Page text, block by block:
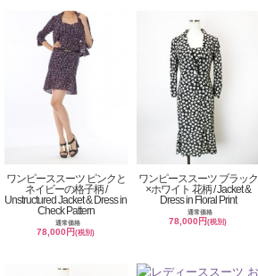
ワンピーススーツ ピンクと
ネイビーの格子柄 /
Unstructured Jacket & Dress in
Check Pattern
通常価格
78,000円(税別)
ワンピーススーツ ブラック
×ホワイト 花柄 / Jacket &
Dress in Floral Print
通常価格
78,000円(税別)